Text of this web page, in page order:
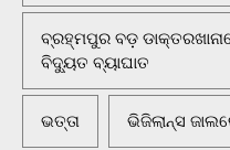
ବ୍ରହ୍ମପୁର ବଡ଼
ବିଦ୍ୟୁତ ବ୍ୟାଘାତ
ଭତ୍ତା ଭିଜିଲାନ୍ସ